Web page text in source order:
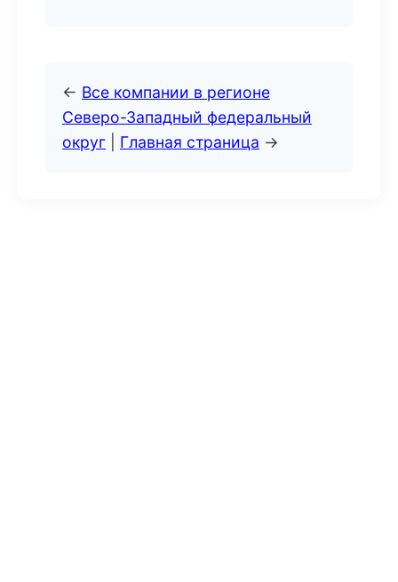
← Все компании в регионе
Северо-Западный федеральный
округ
Главная страница →